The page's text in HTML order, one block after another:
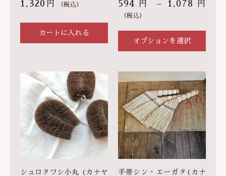
1,320 円 （税込）
カートに入れる
594 円 – 1,078 円
（税込）
オプションを選択
シュロタワシ小丸 (カナヤ
手帚シン・エーガタ(カナ